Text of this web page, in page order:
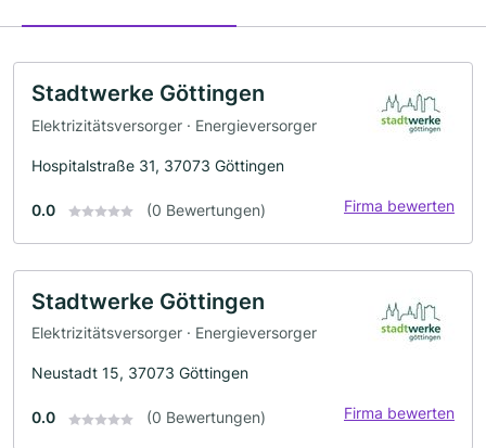
Stadtwerke Göttingen
Elektrizitätsversorger · Energieversorger
Hospitalstraße 31, 37073 Göttingen
0.0 (0 Bewertungen) Firma bewerten
Stadtwerke Göttingen
Elektrizitätsversorger · Energieversorger
Neustadt 15, 37073 Göttingen
0.0 (0 Bewertungen) Firma bewerten